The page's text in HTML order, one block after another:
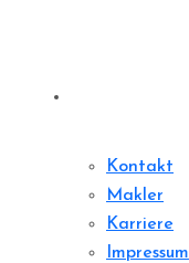
Kontakt
Makler
Karriere
Impressum